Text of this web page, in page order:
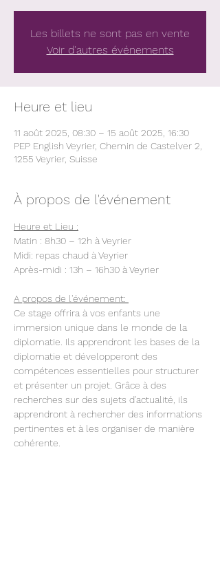
Les billets ne sont pas en vente
Voir d'autres événements
Heure et lieu
11 août 2025, 08:30 – 15 août 2025, 16:30
PEP English Veyrier, Chemin de Castelver 2,
1255 Veyrier, Suisse
À propos de l'événement
Heure et Lieu :
Matin : 8h30 – 12h à Veyrier
Midi: repas chaud à Veyrier
Après-midi : 13h – 16h30 à Veyrier
A propos de l'événement:
Ce stage offrira à vos enfants une
immersion unique dans le monde de la
diplomatie. Ils apprendront les bases de la
diplomatie et développeront des
compétences essentielles pour structurer
et présenter un projet. Grâce à des
recherches sur des sujets d'actualité, ils
apprendront à rechercher des informations
pertinentes et à les organiser de manière
cohérente.